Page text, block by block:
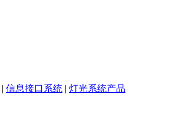
| 信息接口系统 | 灯光系统产品